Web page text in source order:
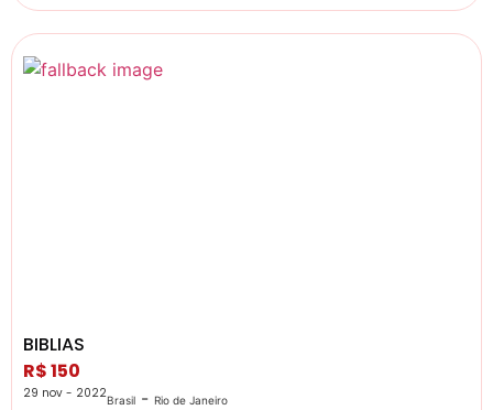
BIBLIAS
R$ 150
29 nov - 2022Brasil - Rio de Janeiro